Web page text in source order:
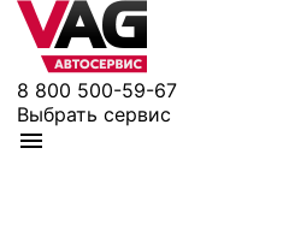
8 800 500-59-67
Выбрать сервис